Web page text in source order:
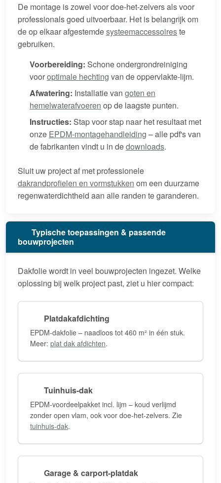
De montage is zowel voor doe-het-zelvers als voor
professionals goed uitvoerbaar. Het is belangrijk om
de op elkaar afgestemdesysteemaccessoireste
gebruiken.
Voorbereiding: Schone ondergrondreiniging
vooroptimale hechting van de oppervlakte-lijm.
Afwatering: Installatie van goten en
hemelwaterafvoeren op de laagste punten.
Instructies: Stap voor stap naar het resultaat met
onze EPDM-montagehandleiding – alle pdf's van
de fabrikanten vindt u in dedownloads.
Sluit uw project af met professionele
dakrandprofielen en vormstukken om een duurzame
regenwaterdichtheid aan alle randen te garanderen.
Typische toepassingen & passende
bouwprojecten
Dakfolie wordt in veel bouwprojecten ingezet. Welke
oplossing bij welk project past, ziet u hier compact:
Platdakafdichting
EPDM-dakfolie – naadloos tot 460 m² in één stuk.
Meer: plat dak afdichten.
Tuinhuis-dak
EPDM-voordeelpakket incl. lijm – koud verlijmd
zonder open vlam, ook voor doe-het-zelvers. Zie
tuinhuis-dak.
Garage & carport-platdak